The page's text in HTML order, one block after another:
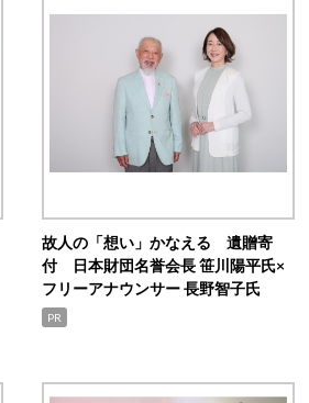
故人の「想い」かなえる 遺贈寄
付 日本財団名誉会長 笹川陽平氏×
フリーアナウンサー 長野智子氏
PR